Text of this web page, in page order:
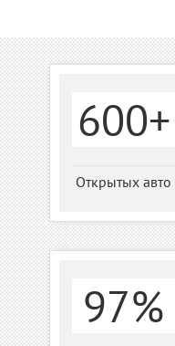
600+
Открытых авто
97%